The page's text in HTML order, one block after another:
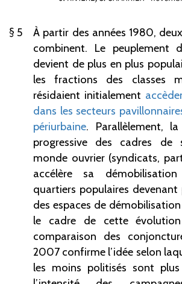
5
À partir des années 1980,
combinent. Le peuplement
devient de plus en plus
les fractions des classes
résidaient initialement
dans les secteurs
périurbaine. Parallèlement,
progressive des cadres de
monde ouvrier (syndicats,
accélère sa
quartiers populaires devenant
des espaces de
le cadre de cette
comparaison des
2007 confirme l’idée selon
les moins politisés sont